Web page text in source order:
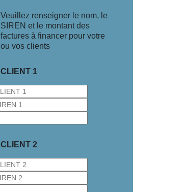
Veuillez renseigner le nom, le
SIREN et le montant des
factures à financer pour votre
ou vos clients
CLIENT 1
CLIENT 2